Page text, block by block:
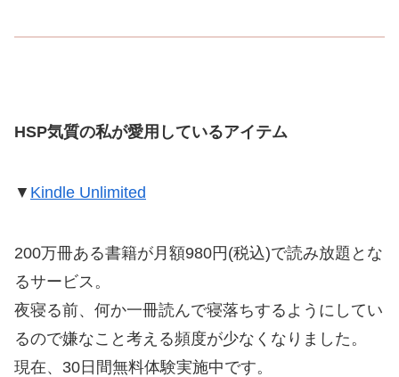
HSP気質の私が愛用しているアイテム
▼ Kindle Unlimited
200万冊ある書籍が月額980円(税込)で読み放題とな
るサービス。
夜寝る前、何か一冊読んで寝落ちするようにしてい
るので嫌なこと考える頻度が少なくなりました。
現在、30日間無料体験実施中です。